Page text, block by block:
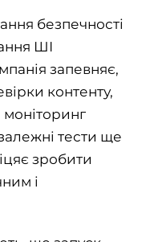
безпечності
ШІ
запевняє,
контенту,
моніторинг
тести ще
зробити
і